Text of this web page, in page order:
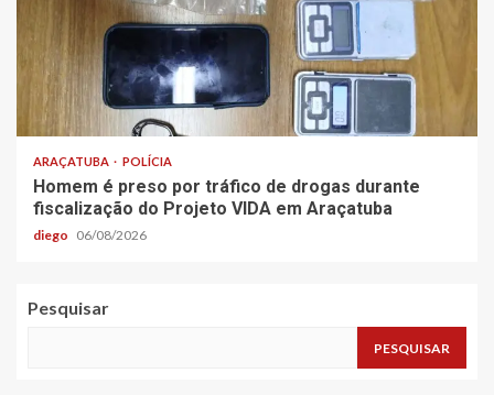
ARAÇATUBA POLÍCIA
Homem é preso por tráfico de drogas durante
fiscalização do Projeto VIDA em Araçatuba
diego 06/08/2026
Pesquisar
PESQUISAR